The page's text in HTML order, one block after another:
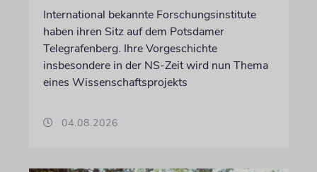
International bekannte Forschungsinstitute
haben ihren Sitz auf dem Potsdamer
Telegrafenberg. Ihre Vorgeschichte
insbesondere in der NS-Zeit wird nun Thema
eines Wissenschaftsprojekts
04.08.2026